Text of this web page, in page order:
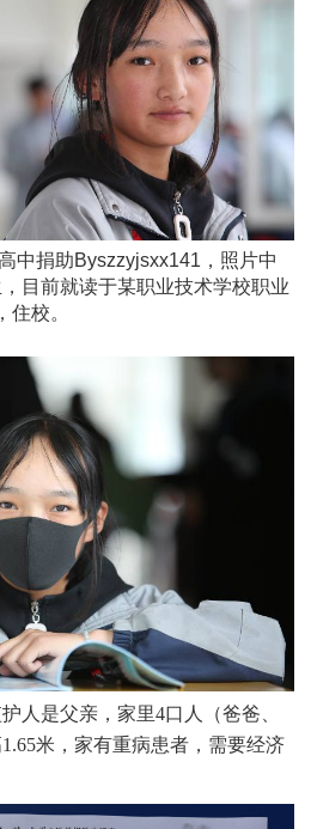
中捐助Byszzyjsxx141，照片中
目前就读于某职业技术学校职业
，住校。
人是父亲，家里4口人（爸爸、
米，家有重病患者，需要经济